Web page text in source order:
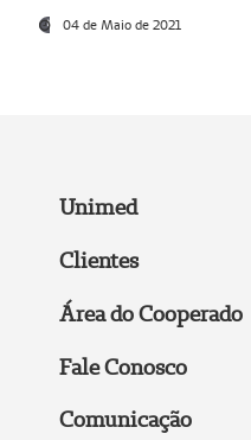
04 de Maio de 2021
Unimed
Clientes
Área do Cooperado
Fale Conosco
Comunicação